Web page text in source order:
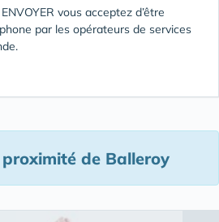
vous acceptez d’être
par les opérateurs de services
de Balleroy